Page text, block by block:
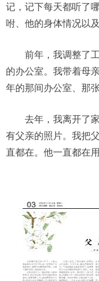
记，记下每天都听了
咐、他的身体情况以
前年，我调整了
的办公室。我带着母
年的那间办公室、那
去年，我离开了
有父亲的照片。我把
直都在。他一直都在